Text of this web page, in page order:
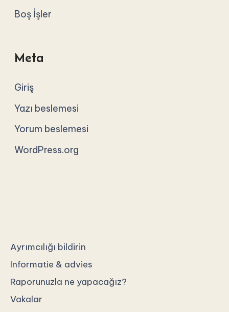
Boş İşler
Meta
Giriş
Yazı beslemesi
Yorum beslemesi
WordPress.org
Ayrımcılığı bildirin
Informatie & advies
Raporunuzla ne yapacağız?
Vakalar